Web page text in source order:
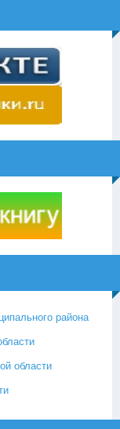
района
области